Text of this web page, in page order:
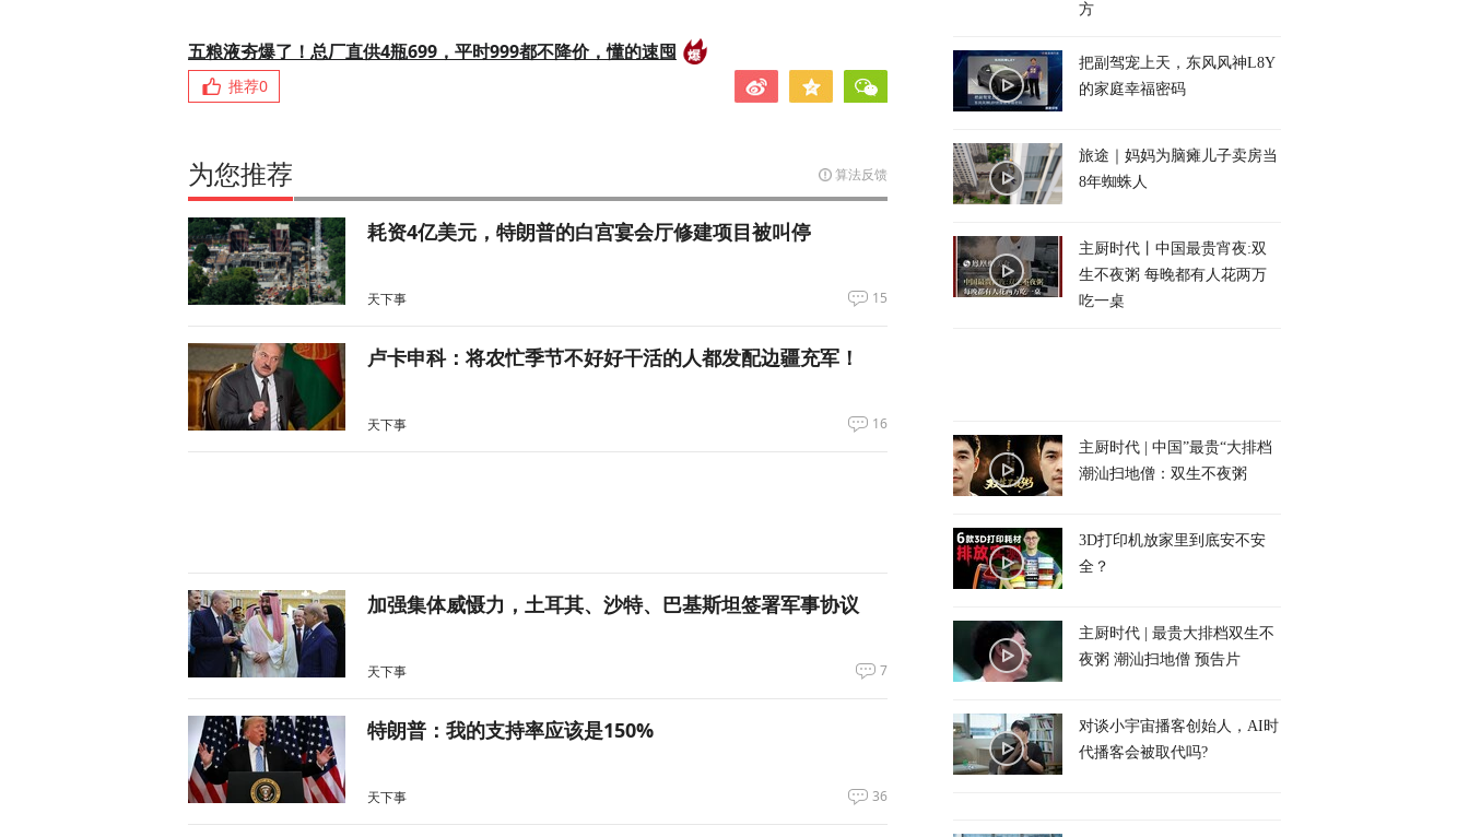
五粮液夯爆了！总厂直供4瓶699，平时999都不降价，懂的速囤
推荐0
为您推荐 算法反馈
耗资4亿美元，特朗普的白宫宴会厅修建项目被叫停
天下事 15
卢卡申科：将农忙季节不好好干活的人都发配边疆充军！
天下事 16
加强集体威慑力，土耳其、沙特、巴基斯坦签署军事协议
天下事 7
特朗普：我的支持率应该是150%
天下事 36
方
把副驾宠上天，东风风神L8Y
的家庭幸福密码
旅途｜妈妈为脑瘫儿子卖房当
8年蜘蛛人
主厨时代丨中国最贵宵夜:双
生不夜粥 每晚都有人花两万
吃一桌
主厨时代 | 中国”最贵“大排档
潮汕扫地僧：双生不夜粥
3D打印机放家里到底安不安
全？
主厨时代 | 最贵大排档双生不
夜粥 潮汕扫地僧 预告片
对谈小宇宙播客创始人，AI时
代播客会被取代吗?